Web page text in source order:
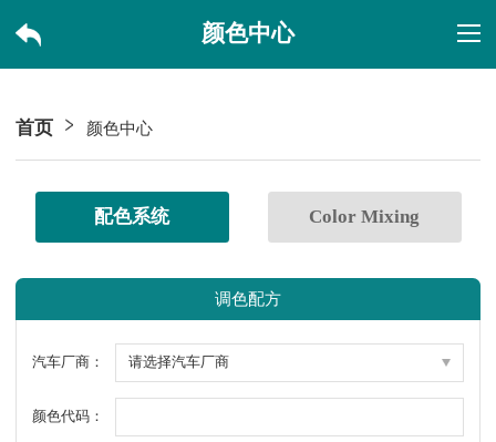
颜色中心
首页 颜色中心
配色系统 Color Mixing
调色配方
汽车厂商：
颜色代码：